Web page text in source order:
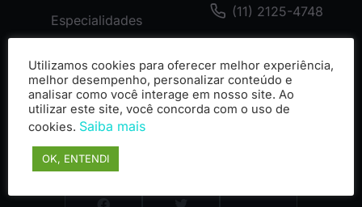
Especialidades
Cases
(11) 2125-4748
Utilizamos cookies para oferecer melhor experiência,
melhor desempenho, personalizar conteúdo e
analisar como você interage em nosso site. Ao
utilizar este site, você concorda com o uso de
cookies. Saiba mais
OK, ENTENDI